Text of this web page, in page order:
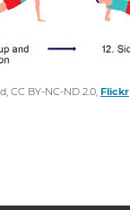
CC BY-NC-ND 2.0, Flickr